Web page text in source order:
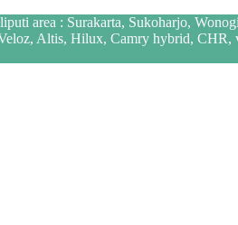
area : Surakarta, Sukoharjo,
Altis, Hilux, Camry hybrid,